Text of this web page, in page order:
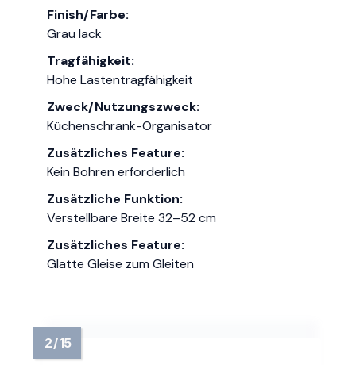
Finish/Farbe:
Grau lack
Tragfähigkeit:
Hohe Lastentragfähigkeit
Zweck/Nutzungszweck:
Küchenschrank-Organisator
Zusätzliches Feature:
Kein Bohren erforderlich
Zusätzliche Funktion:
Verstellbare Breite 32–52 cm
Zusätzliches Feature:
Glatte Gleise zum Gleiten